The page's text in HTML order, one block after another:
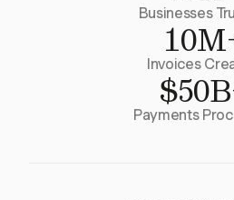
Businesses
Invoices
Payments